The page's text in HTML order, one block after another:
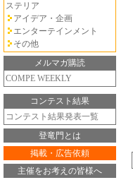
ステリア
アイデア・企画
エンターテインメント
その他
メルマガ購読
COMPE WEEKLY
コンテスト結果
コンテスト結果発表一覧
登竜門とは
掲載・広告依頼
主催をお考えの皆様へ